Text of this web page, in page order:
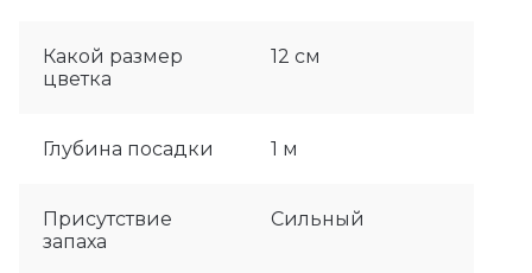
Какой размер
цветка
12 см
Глубина посадки 1 м
Присутствие
запаха
Сильный